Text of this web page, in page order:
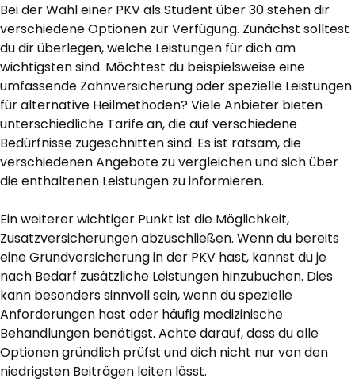
Bei der Wahl einer PKV als Student über 30 stehen dir
verschiedene Optionen zur Verfügung. Zunächst solltest
du dir überlegen, welche Leistungen für dich am
wichtigsten sind. Möchtest du beispielsweise eine
umfassende Zahnversicherung oder spezielle Leistungen
für alternative Heilmethoden? Viele Anbieter bieten
unterschiedliche Tarife an, die auf verschiedene
Bedürfnisse zugeschnitten sind. Es ist ratsam, die
verschiedenen Angebote zu vergleichen und sich über
die enthaltenen Leistungen zu informieren.
Ein weiterer wichtiger Punkt ist die Möglichkeit,
Zusatzversicherungen abzuschließen. Wenn du bereits
eine Grundversicherung in der PKV hast, kannst du je
nach Bedarf zusätzliche Leistungen hinzubuchen. Dies
kann besonders sinnvoll sein, wenn du spezielle
Anforderungen hast oder häufig medizinische
Behandlungen benötigst. Achte darauf, dass du alle
Optionen gründlich prüfst und dich nicht nur von den
niedrigsten Beiträgen leiten lässt.